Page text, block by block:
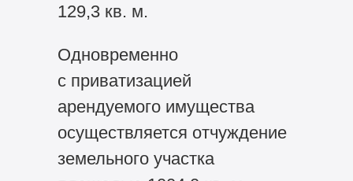
129,3 кв. м.
Одновременно
с приватизацией
арендуемого имущества
осуществляется отчуждение
земельного участка